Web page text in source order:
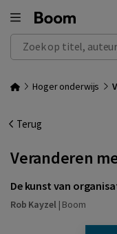
Zoek op titel, auteur,
Hoger onderwijs
Terug
Veranderen
De kunst van
Rob Kayzel| Boom